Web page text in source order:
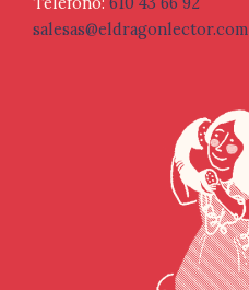
salesas@eldragonlector.com